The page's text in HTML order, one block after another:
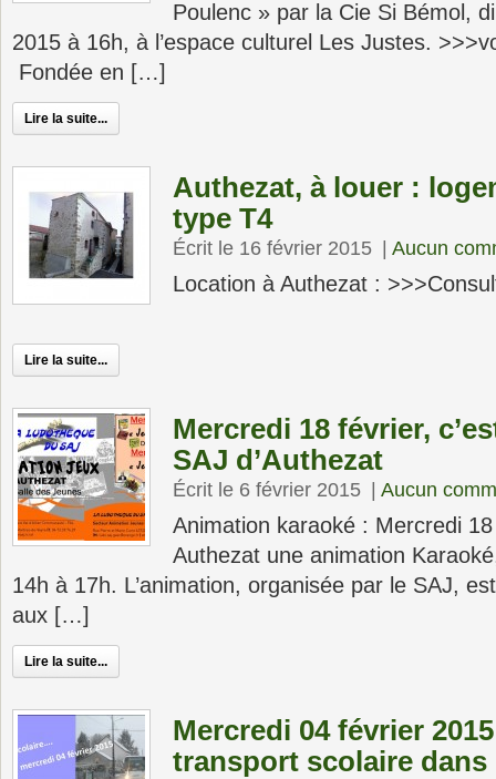
Poulenc » par la Cie Si Bémol,
2015 à 16h, à l’espace culturel Les Justes.
Fondée en […]
Lire la suite...
Authezat, à louer :
type T4
Écrit le 16 février 2015 Aucun
Location à Authezat :
Lire la suite...
Mercredi 18 février,
SAJ d’Authezat
Écrit le 6 février 2015 Aucun
Animation karaoké : Mercredi
Authezat une animation
14h à 17h. L’animation, organisée par le SAJ,
aux […]
Lire la suite...
Mercredi 04 février
transport scolaire dans